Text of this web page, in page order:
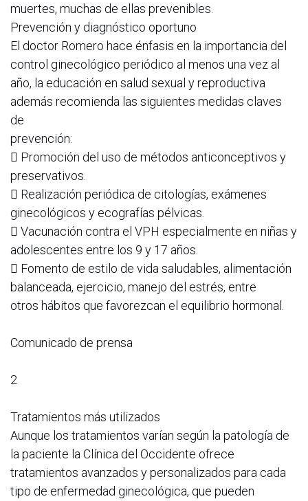
muertes, muchas de ellas prevenibles.
Prevención y diagnóstico oportuno
El doctor Romero hace énfasis en la importancia del
control ginecológico periódico al menos una vez al
año, la educación en salud sexual y reproductiva
además recomienda las siguientes medidas claves
de
prevención:
 Promoción del uso de métodos anticonceptivos y
preservativos.
 Realización periódica de citologías, exámenes
ginecológicos y ecografías pélvicas.
 Vacunación contra el VPH especialmente en niñas y
adolescentes entre los 9 y 17 años.
 Fomento de estilo de vida saludables, alimentación
balanceada, ejercicio, manejo del estrés, entre
otros hábitos que favorezcan el equilibrio hormonal.
Comunicado de prensa
2
Tratamientos más utilizados
Aunque los tratamientos varían según la patología de
la paciente la Clínica del Occidente ofrece
tratamientos avanzados y personalizados para cada
tipo de enfermedad ginecológica, que pueden